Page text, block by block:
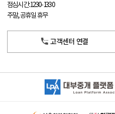
점심시간: 12:30 - 13:30
주말, 공휴일 휴무
고객센터 연결